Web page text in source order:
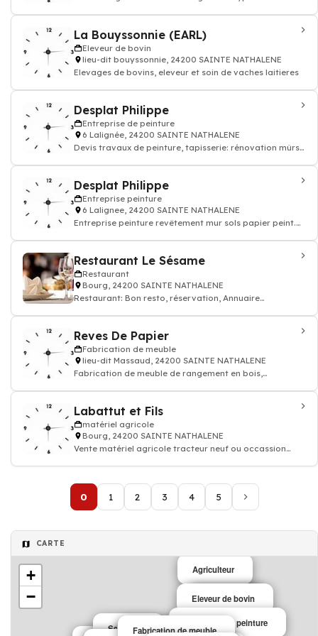
La Bouyssonnie (EARL)
Eleveur de bovin
lieu-dit bouyssonnie, 24200 SAINTE NATHALENE
Elevages de bovins, eleveur et soin de vaches laitieres
Desplat Philippe
Entreprise de peinture
6 Lalignée, 24200 SAINTE NATHALENE
Devis travaux de peinture, tapisserie: rénovation mûrs
Desplat Philippe
Entreprise peinture
6 Lalignee, 24200 SAINTE NATHALENE
Entreprise peinture revêtement mur sols papier peint.
Restaurant Le Sésame
Restaurant
Bourg, 24200 SAINTE NATHALENE
Restaurant: Bon resto, réservation, Annuaire
Reves De Papier
Fabrication de meuble
lieu-dit Massaud, 24200 SAINTE NATHALENE
Fabrication de meuble de rangement en bois,
Labattut et Fils
matériel agricole
Bourg, 24200 SAINTE NATHALENE
Vente matériel agricole tracteur neuf ou occassion
0 1 2 3 4 5
CARTE
Agriculteur
Sexologie
Agriculture
Agriculture
Eleveur de bovin
Entreprise de peinture
Fabrication de meuble
+
−